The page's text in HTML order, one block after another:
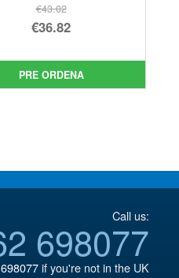
€43.02
El
original
era:
€36.82
precio
actual
PRE ORDENA
Call us:
698077
if you're not in the UK